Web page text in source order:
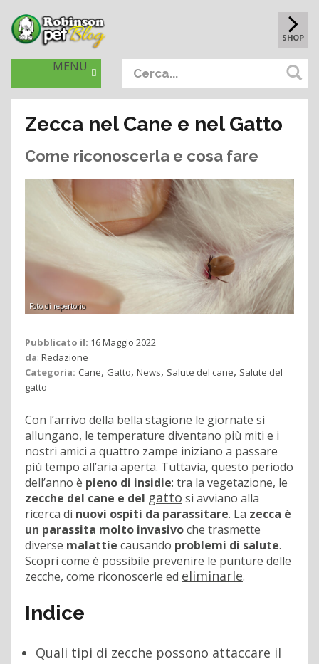
SHOP
MENU
Zecca nel Cane e nel Gatto
Come riconoscerla e cosa fare
Foto di repertorio
Pubblicato il: 16 Maggio 2022
da: Redazione
Categoria: Cane, Gatto, News, Salute del cane, Salute del
gatto
Con l’arrivo della bella stagione le giornate si
allungano, le temperature diventano più miti e i
nostri amici a quattro zampe iniziano a passare
più tempo all’aria aperta. Tuttavia, questo periodo
dell’anno è pieno di insidie: tra la vegetazione, le
zecche del cane e del gatto si avviano alla
ricerca di nuovi ospiti da parassitare. La zecca è
un parassita molto invasivoche trasmette
diverse malattie causando problemi di salute.
Scopri come è possibile prevenire le punture delle
zecche, come riconoscerle ed eliminarle.
Indice
Quali tipi di zecche possono attaccare il